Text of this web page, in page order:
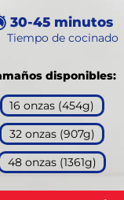
30-45 minutos
Tiempo de cocinado
disponibles:
16 onzas (454g)
32 onzas (907g)
48 onzas (1361g)